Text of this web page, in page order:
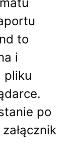
to
i
pliku
po